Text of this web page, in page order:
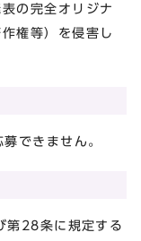
の完全オリジナ
権等）を侵害し
できません。
第28条に規定する